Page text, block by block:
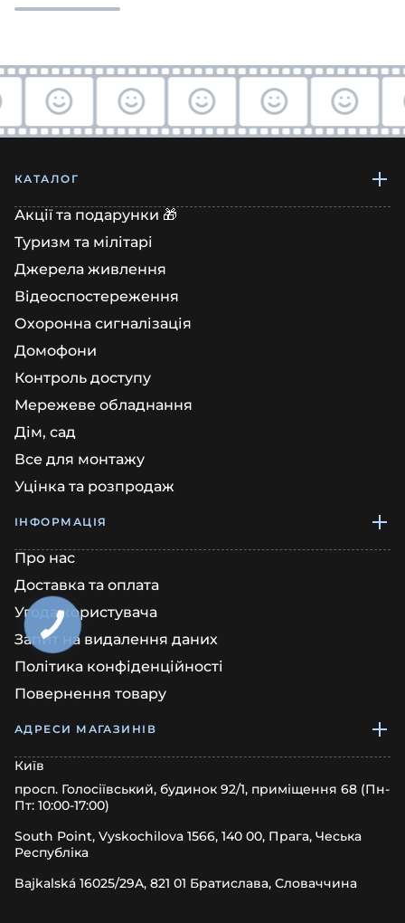
КАТАЛОГ
Акції та подарунки 🎁
Туризм та мілітарі
Джерела живлення
Відеоспостереження
Охоронна сигналізація
Домофони
Контроль доступу
Мережеве обладнання
Дім, сад
Все для монтажу
Уцінка та розпродаж
ІНФОРМАЦІЯ
Про нас
Доставка та оплата
Угода користувача
Запит на видалення даних
Політика конфіденційності
Повернення товару
АДРЕСИ МАГАЗИНІВ
Київ
просп. Голосіївський, будинок 92/1, приміщення 68 (Пн-
Пт: 10:00-17:00)
South Point, Vyskochilova 1566, 140 00, Прага, Чеська
Республіка
Bajkalská 16025/29A, 821 01 Братислава, Словаччина